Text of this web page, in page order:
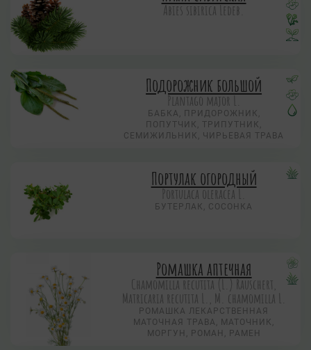
Abies sibirica Ledeb.
Подорожник большой
Plantago major L.
БАБКА, ПРИДОРОЖНИК,
ПОПУТЧИК, ТРИПУТНИК,
СЕМИЖИЛЬНИК, ЧИРЬЕВАЯ ТРАВА
Портулак огородный
Portulaca oleracea L.
БУТЕРЛАК, СОСОНКА
Ромашка аптечная
Chamomilla recutita (L.) Rauschert,
Matricaria recutita L., M. chamomilla L.
РОМАШКА ЛЕКАРСТВЕННАЯ
МАТОЧНАЯ ТРАВА, МАТОЧНИК,
МОРГУН, РОМАН, РАМЕН